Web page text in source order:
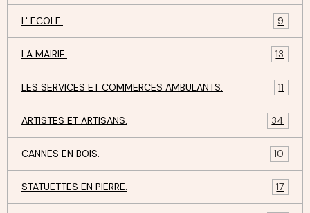
L' ECOLE. 9
LA MAIRIE. 13
LES SERVICES ET COMMERCES AMBULANTS. 11
ARTISTES ET ARTISANS. 34
CANNES EN BOIS. 10
STATUETTES EN PIERRE. 17